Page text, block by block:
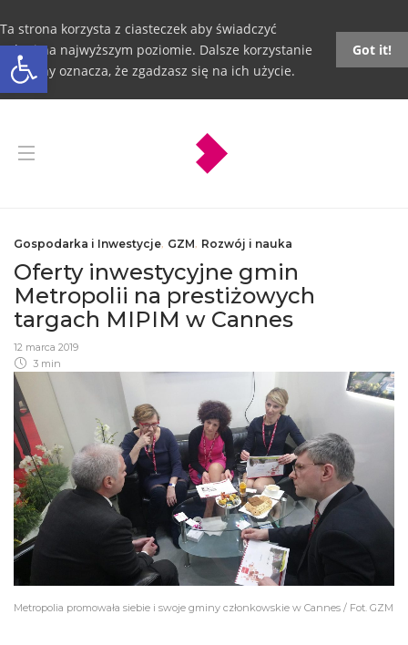
Otwórz pasek narzędzi
Ta strona korzysta z ciasteczek aby świadczyć
usługi na najwyższym poziomie. Dalsze korzystanie
ze strony oznacza, że zgadzasz się na ich użycie.
Got it!
Gospodarka i Inwestycje, GZM, Rozwój i nauka
Oferty inwestycyjne gmin
Metropolii na prestiżowych
targach MIPIM w Cannes
12 marca 2019
3 min
Metropolia promowała siebie i swoje gminy członkowskie w Cannes / Fot. GZM